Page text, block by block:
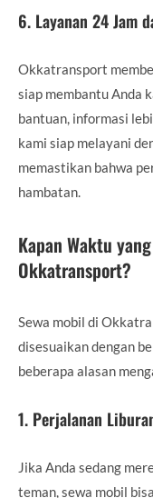
6. Layanan 24 Jam
Okkatransport
siap membantu Anda
bantuan, informasi
kami siap melayani
memastikan bahwa
hambatan.
Kapan Waktu
Okkatransport?
Sewa mobil di
disesuaikan dengan
beberapa alasan
1. Perjalanan
Jika Anda sedang
teman, sewa mobil